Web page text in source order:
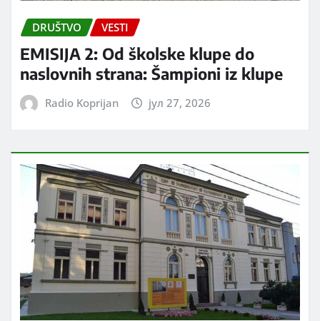
DRUŠTVO VESTI
EMISIJA 2: Od školske klupe do
naslovnih strana: Šampioni iz klupe
Radio Koprijan јул 27, 2026